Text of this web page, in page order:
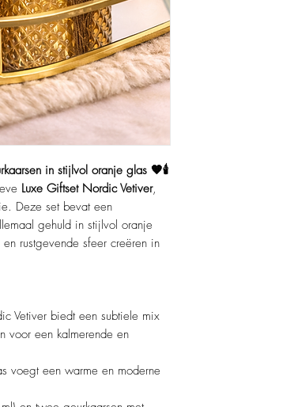
in stijlvol oranje glas 🧡🕯️
Luxe Giftset Nordic Vetiver,
Deze set bevat een
gehuld in stijlvol oranje
rustgevende sfeer creëren in
Vetiver biedt een subtiele mix
voor een kalmerende en
voegt een warme en moderne